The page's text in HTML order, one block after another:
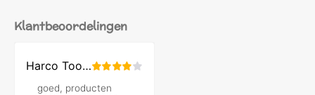
Klantbeoordelingen